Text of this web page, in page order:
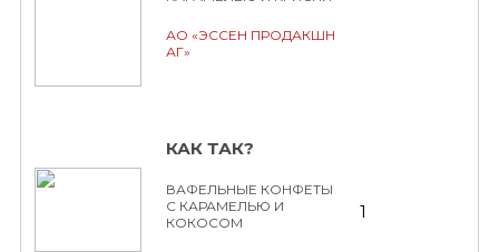
АО «ЭССЕН ПРОДАКШН
АГ»
КАК ТАК?
ВАФЕЛЬНЫЕ КОНФЕТЫ
С КАРАМЕЛЬЮ И
КОКОСОМ
1